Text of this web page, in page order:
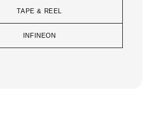
TAPE & REEL
INFINEON